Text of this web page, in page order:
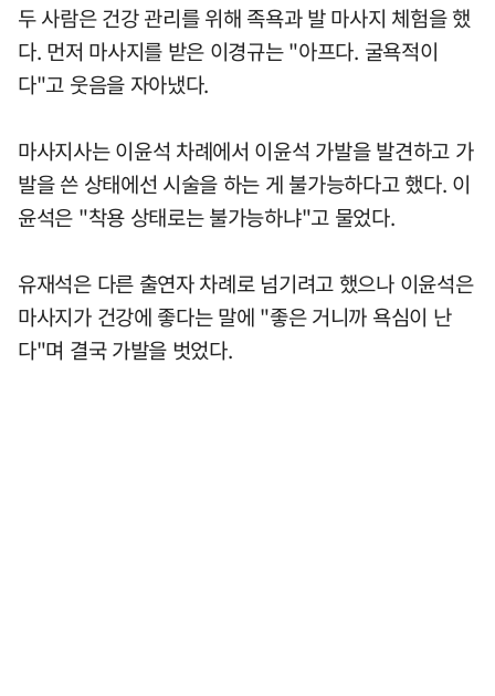
두 사람은 건강 관리를 위해 족욕과 발 마사지 체험을 했
다. 먼저 마사지를 받은 이경규는 "아프다. 굴욕적이
다"고 웃음을 자아냈다.
마사지사는 이윤석 차례에서 이윤석 가발을 발견하고 가
발을 쓴 상태에선 시술을 하는 게 불가능하다고 했다. 이
윤석은 "착용 상태로는 불가능하냐"고 물었다.
유재석은 다른 출연자 차례로 넘기려고 했으나 이윤석은
마사지가 건강에 좋다는 말에 "좋은 거니까 욕심이 난
다"며 결국 가발을 벗었다.